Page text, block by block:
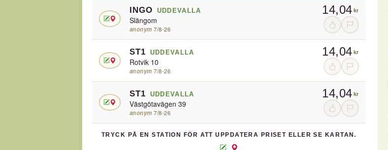
INGO UDDEVALLA
Slängom
anonym·7/8-26
14,04 kr
ST1 UDDEVALLA
Rotvik 10
anonym·7/8-26
14,04 kr
ST1 UDDEVALLA
Västgötavägen 39
anonym·7/8-26
14,04 kr
TRYCK PÅ EN STATION FÖR ATT UPPDATERA PRISET ELLER SE KARTAN.